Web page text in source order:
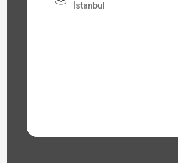
İstanbul